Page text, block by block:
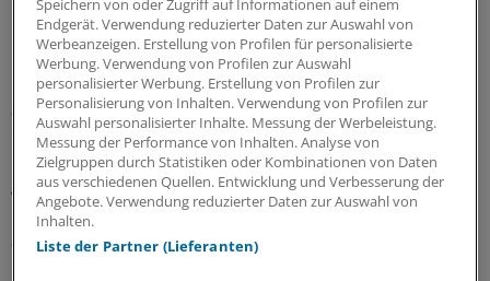
Nach Bremerhaven locken
„Wir sind gerade dabei zu rekrutieren. Es gibt bereits
einige Interessenten, vor allem aus dem kinderärztlichen
Bereich“, sagt Fox. Auch einige MFA seien bereits
gefunden.
„Der Gesundheitshaven will einerseits Haus- und
Speichern von oder Zugriff auf Informationen auf einem
Endgerät. Verwendung reduzierter Daten zur Auswahl von
Werbeanzeigen. Erstellung von Profilen für personalisierte
Werbung. Verwendung von Profilen zur Auswahl
personalisierter Werbung. Erstellung von Profilen zur
Personalisierung von Inhalten. Verwendung von Profilen zur
Auswahl personalisierter Inhalte. Messung der Werbeleistung.
Messung der Performance von Inhalten. Analyse von
Zielgruppen durch Statistiken oder Kombinationen von Daten
aus verschiedenen Quellen. Entwicklung und Verbesserung der
Angebote. Verwendung reduzierter Daten zur Auswahl von
Inhalten.
Liste der Partner (Lieferanten)